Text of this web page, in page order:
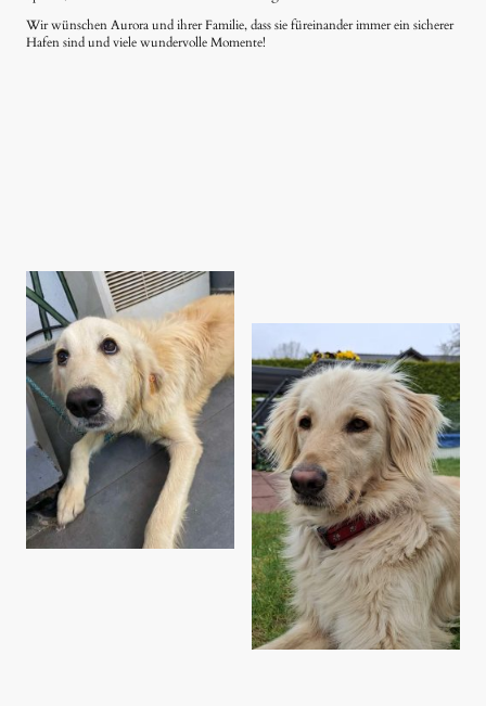
Wir wünschen Aurora und ihrer Familie, dass sie füreinander immer ein sicherer
Hafen sind und viele wundervolle Momente!